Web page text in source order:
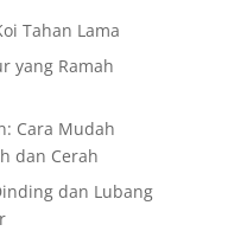
Tahan Lama
yang Ramah
Cara Mudah
dan Cerah
dan Lubang